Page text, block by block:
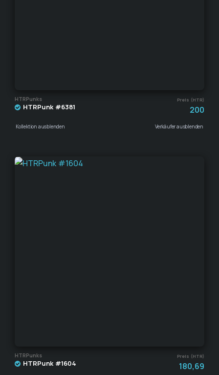
HTRPunks Preis (HTR)
HTRPunk #6381 200
Kollektion ausblenden Verkäufer ausblenden
HTRPunks Preis (HTR)
HTRPunk #1604 180,69